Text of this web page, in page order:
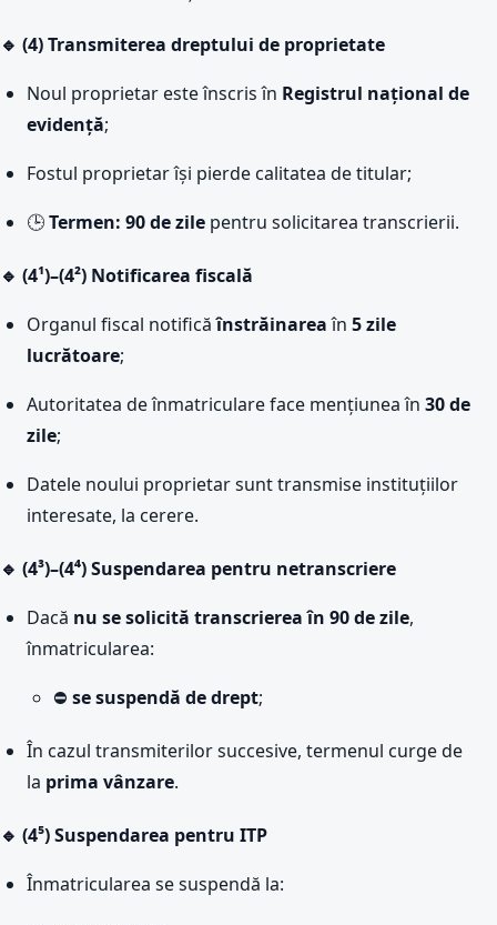
🔹 (4) Transmiterea dreptului de proprietate
Noul proprietar este înscris în Registrul național de
evidență;
Fostul proprietar își pierde calitatea de titular;
🕒Termen: 90 de zile pentru solicitarea transcrierii.
🔹 (4¹)–(4²) Notificarea fiscală
Organul fiscal notificăînstrăinareaîn 5 zile
lucrătoare;
Autoritatea de înmatriculare face mențiunea în 30 de
zile;
Datele noului proprietar sunt transmise instituțiilor
interesate, la cerere.
🔹 (4³)–(4⁴) Suspendarea pentru netranscriere
Dacă nu se solicită transcrierea în 90 de zile,
înmatricularea:
⛔ se suspendă de drept;
În cazul transmiterilor succesive, termenul curge de
la prima vânzare.
🔹 (4⁵) Suspendarea pentru ITP
Înmatricularea se suspendă la: